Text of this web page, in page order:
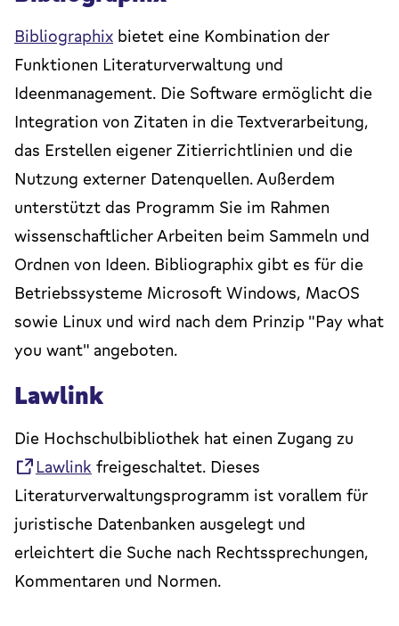
Bibliographix bietet eine Kombination der
Funktionen Literaturverwaltung und
Ideenmanagement. Die Software ermöglicht die
Integration von Zitaten in die Textverarbeitung,
das Erstellen eigener Zitierrichtlinien und die
Nutzung externer Datenquellen. Außerdem
unterstützt das Programm Sie im Rahmen
wissenschaftlicher Arbeiten beim Sammeln und
Ordnen von Ideen. Bibliographix gibt es für die
Betriebssysteme Microsoft Windows, MacOS
sowie Linux und wird nach dem Prinzip "Pay what
you want" angeboten.
Lawlink
Die Hochschulbibliothek hat einen Zugang zu
Lawlink freigeschaltet. Dieses
Literaturverwaltungsprogramm ist vorallem für
juristische Datenbanken ausgelegt und
erleichtert die Suche nach Rechtssprechungen,
Kommentaren und Normen.